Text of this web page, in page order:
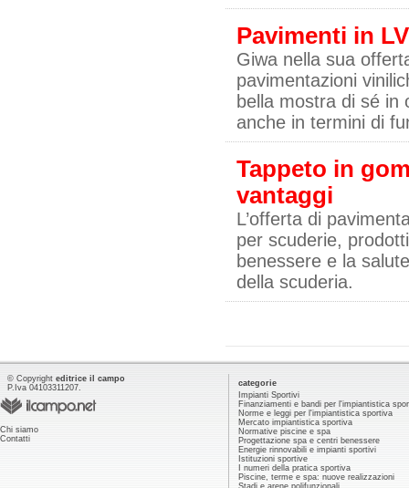
Pavimenti in
Giwa nella sua
pavimentazioni
bella mostra di sé in
anche in termini di
Tappeto in
vantaggi
L’offerta di
per scuderie,
benessere e la
della scuderia.
© Copyright editrice il campo
P.Iva 04103311207.
Chi siamo
Contatti
categorie
Impianti Sportivi
Finanziamenti e bandi per l'impiantistica
Norme e leggi per l'impiantistica sportiva
Mercato impiantistica sportiva
Normative piscine e spa
Progettazione spa e centri benessere
Energie rinnovabili e impianti sportivi
Istituzioni sportive
I numeri della pratica sportiva
Piscine, terme e spa: nuove realizzazioni
Stadi e arene polifunzionali